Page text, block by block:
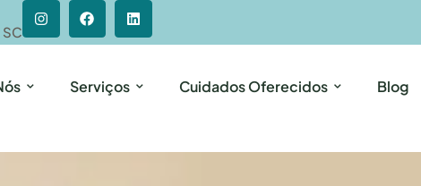
Serviços Cuidados Oferecidos Blog